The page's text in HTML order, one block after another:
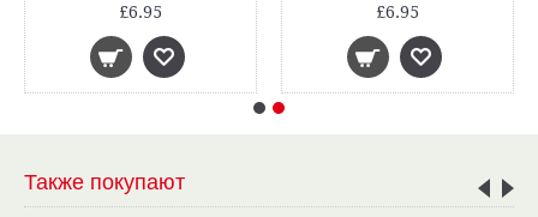
£6.95 £6.95
Также покупают